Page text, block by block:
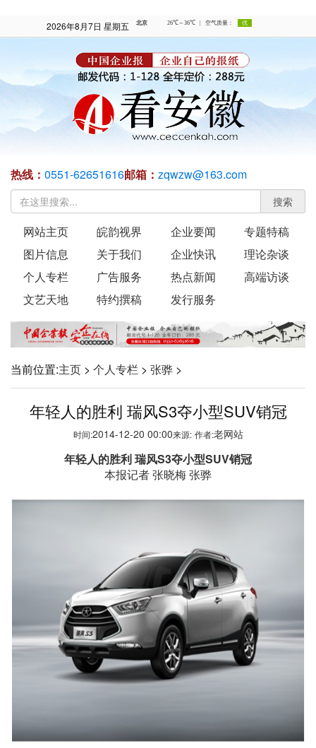
2026年8月7日 星期五
热线： 0551-62651616邮箱： zqwzw@163.com
搜索
网站主页 皖韵视界 企业要闻
专题特稿
图片信息
关于我们 企业快讯
理论杂谈
个人专栏
广告服务 热点新闻
高端访谈
文艺天地
特约撰稿 发行服务
当前位置:主页 > 个人专栏 > 张骅 >
年轻人的胜利 瑞风S3夺小型SUV销冠
时间:2014-12-20 00:00来源: 作者:老网站
年轻人的胜利瑞风S3夺小型SUV销冠
本报记者 张晓梅 张骅